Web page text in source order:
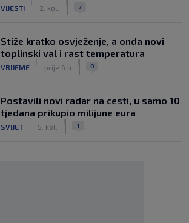
VIJESTI 2. kol. 7
Stiže kratko osvježenje, a onda novi
toplinski val i rast temperatura
VRIJEME prije 6 h 0
Postavili novi radar na cesti, u samo 10
tjedana prikupio milijune eura
SVIJET 5. kol. 1